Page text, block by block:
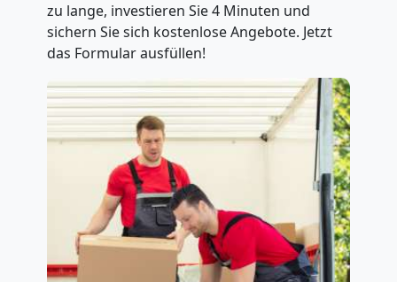
zu lange, investieren Sie 4 Minuten und
sichern Sie sich kostenlose Angebote. Jetzt
das Formular ausfüllen!